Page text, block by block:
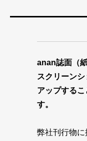
anan誌面（
スクリーン
アップする
す。
弊社刊行物